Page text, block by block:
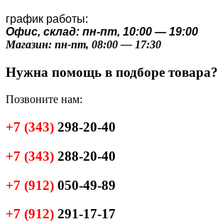
график работы:
Офис, склад: пн-пт, 10:00 — 19:00
Магазин: пн-пт, 08:00 — 17:30
Нужна помощь в подборе товара?
Позвоните нам:
+7 (343) 298-20-40
+7 (343) 288-20-40
+7 (912) 050-49-89
+7 (912) 291-17-17